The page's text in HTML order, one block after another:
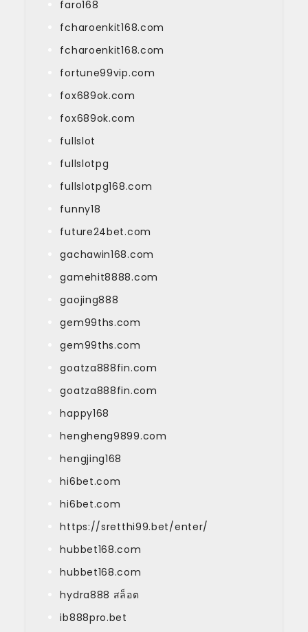
faro168
fcharoenkit168.com
fcharoenkit168.com
fortune99vip.com
fox689ok.com
fox689ok.com
fullslot
fullslotpg
fullslotpg168.com
funny18
future24bet.com
gachawin168.com
gamehit8888.com
gaojing888
gem99ths.com
gem99ths.com
goatza888fin.com
goatza888fin.com
happy168
hengheng9899.com
hengjing168
hi6bet.com
hi6bet.com
https://sretthi99.bet/enter/
hubbet168.com
hubbet168.com
hydra888 สล็อต
ib888pro.bet